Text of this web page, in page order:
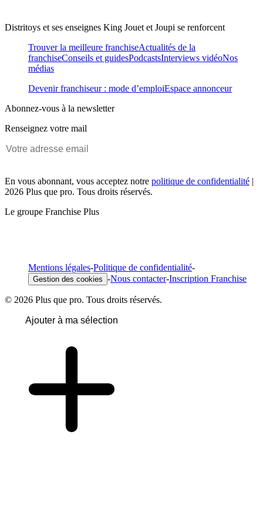
Distritoys et ses enseignes King Jouet et Joupi se renforcent
Trouver la meilleure franchiseActualités de la
franchiseConseils et guidesPodcastsInterviews vidéoNos
médias
Devenir franchiseur : mode d’emploiEspace annonceur
Abonnez-vous à la newsletter
Renseignez votre mail
En vous abonnant, vous acceptez notre politique de confidentialité |
2026 Plus que pro. Tous droits réservés.
Le groupe Franchise Plus
Mentions légales-Politique de confidentialité-
Gestion des cookies -Nous contacter-Inscription Franchise
© 2026 Plus que pro. Tous droits réservés.
Ajouter à ma sélection